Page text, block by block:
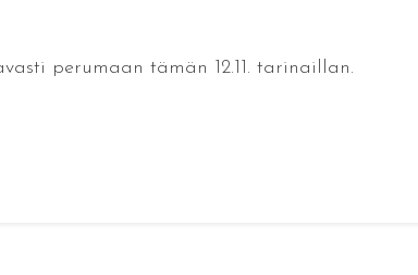
perumaan tämän 12.11. tarinaillan.